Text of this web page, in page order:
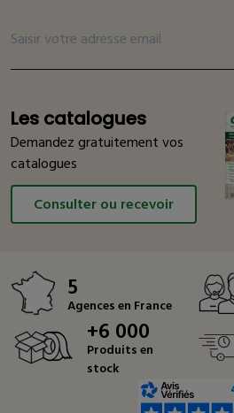
Les catalogues
Demandez gratuitement vos
catalogues
Consulter ou recevoir
5
Agences en France
+6 000
Produits en
stock